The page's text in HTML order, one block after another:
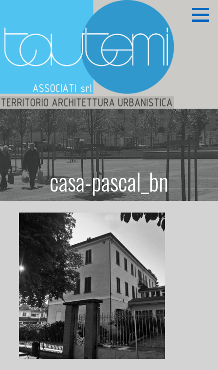
contenuto
TAUTEMI ASSOCIATI S.R.L.
Territorio Architettura Urbanistica
casa-pascal_bn